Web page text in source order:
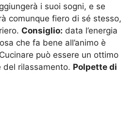
i suoi sogni, e se
comunque fiero di sé stesso,
Consiglio: data l’energia
che fa bene all’animo è
può essere un ottimo
del rilassamento. Polpette di